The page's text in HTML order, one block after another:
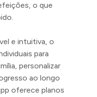
o que
e intuitiva, o
para
personalizar
ao longo
oferece planos